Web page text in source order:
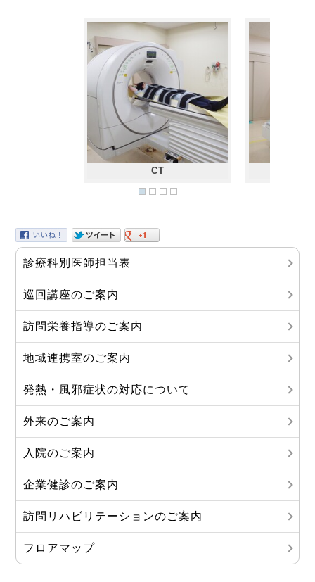
CT
診療科別医師担当表
巡回講座のご案内
訪問栄養指導のご案内
地域連携室のご案内
発熱・風邪症状の対応について
外来のご案内
入院のご案内
企業健診のご案内
訪問リハビリテーションのご案内
フロアマップ